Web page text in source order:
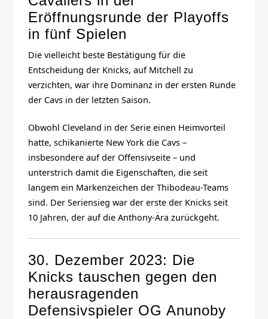
Eröffnungsrunde der Playoffs
in fünf Spielen
Die vielleicht beste Bestätigung für die
Entscheidung der Knicks, auf Mitchell zu
verzichten, war ihre Dominanz in der ersten Runde
der Cavs in der letzten Saison.
Obwohl Cleveland in der Serie einen Heimvorteil
hatte, schikanierte New York die Cavs –
insbesondere auf der Offensivseite – und
unterstrich damit die Eigenschaften, die seit
langem ein Markenzeichen der Thibodeau-Teams
sind. Der Seriensieg war der erste der Knicks seit
10 Jahren, der auf die Anthony-Ära zurückgeht.
30. Dezember 2023: Die
Knicks tauschen gegen den
herausragenden
Defensivspieler OG Anunoby